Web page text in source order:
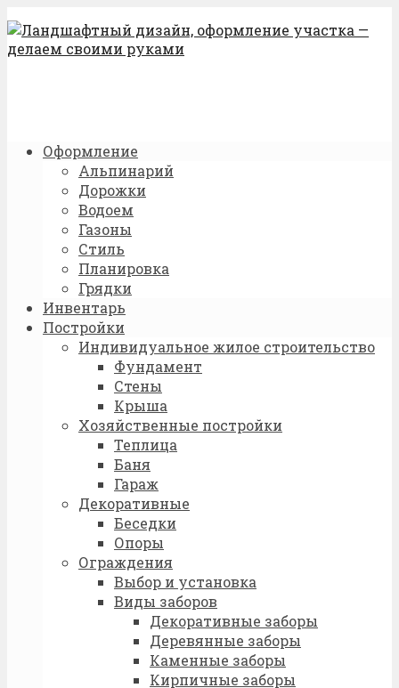
Оформление
Альпинарий
Дорожки
Водоем
Газоны
Стиль
Планировка
Грядки
Инвентарь
Постройки
Индивидуальное жилое строительство
Фундамент
Стены
Крыша
Хозяйственные постройки
Теплица
Баня
Гараж
Декоративные
Беседки
Опоры
Ограждения
Выбор и установка
Виды заборов
Декоративные заборы
Деревянные заборы
Каменные заборы
Кирпичные заборы